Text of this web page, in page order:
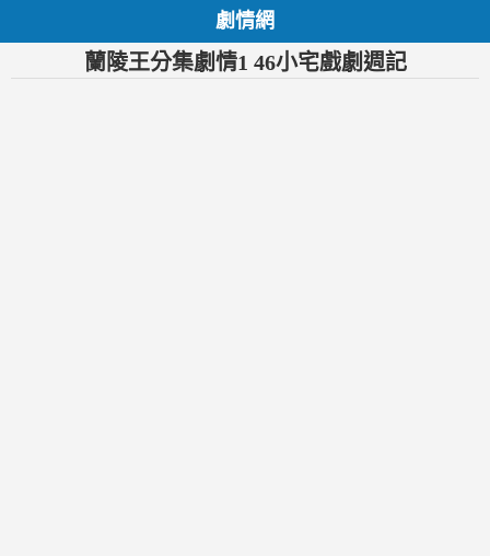
劇情網
蘭陵王分集劇情1 46小宅戲劇週記